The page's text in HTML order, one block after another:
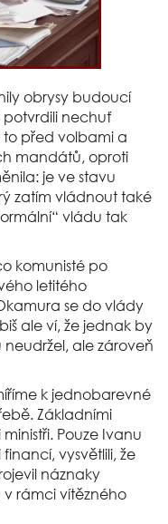
obrysy budoucí
potvrdili nechuť
to před volbami a
mandátů, oproti
je ve stavu
zatím vládnout také
vládu tak
komunisté po
letitého
se do vlády
ale ví, že jednak by
ale zároveň
k jednobarevné
Základními
Pouze Ivanu
vysvětlili, že
náznaky
v rámci vítězného